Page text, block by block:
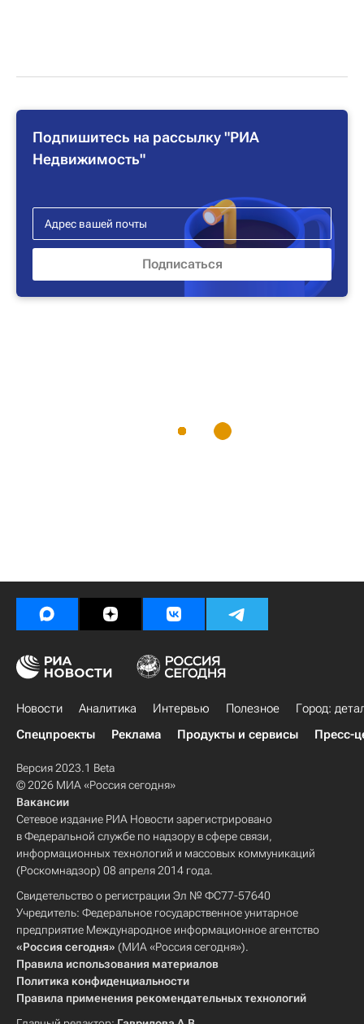
Подпишитесь на рассылку "РИА
Недвижимость"
Новости Аналитика Интервью Полезное
Город:
Спецпроекты
Реклама Продукты и сервисы Пресс-
Версия 2023.1 Beta
© 2026 МИА «Россия сегодня»
Вакансии
Сетевое издание РИА Новости зарегистрировано
в Федеральной службе по надзору в сфере связи,
информационных технологий и массовых коммуникаций
(Роскомнадзор) 08 апреля 2014 года.
Свидетельство о регистрации Эл № ФС77-57640
Учредитель: Федеральное государственное унитарное
предприятие Международное информационное агентство
«Россия сегодня» (МИА «Россия сегодня»).
Правила использования материалов
Политика конфиденциальности
Правила применения рекомендательных технологий